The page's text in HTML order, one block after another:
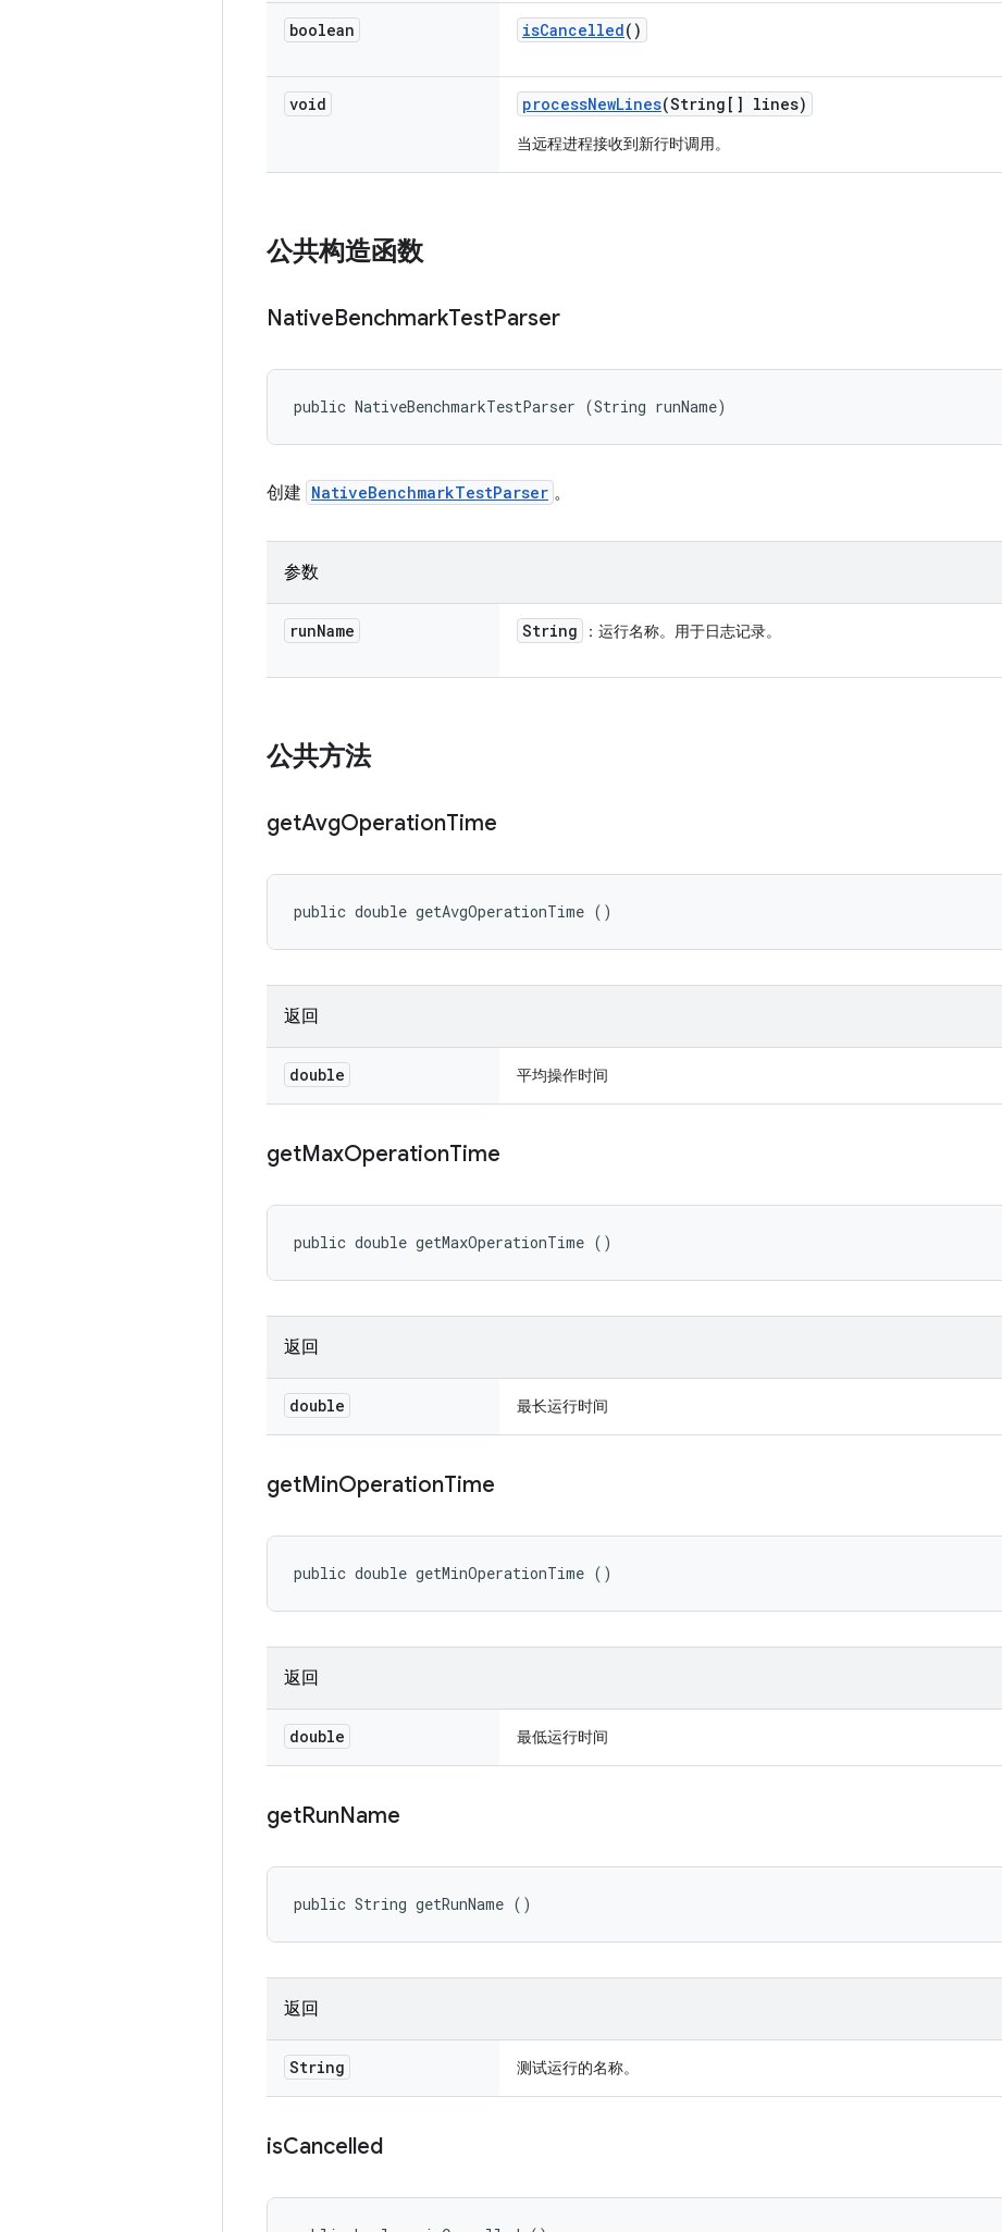
boolean isCancelled()
void processNewLines(String[] lines)
当远程进程接收到新行时调用。
公共构造函数
NativeBenchmarkTestParser
public NativeBenchmarkTestParser (String runName)
创建 NativeBenchmarkTestParser 。
参数
runName String ：运行名称。用于日志记录。
公共方法
getAvgOperationTime
public double getAvgOperationTime ()
返回
double 平均操作时间
getMaxOperationTime
public double getMaxOperationTime ()
返回
double 最长运行时间
getMinOperationTime
public double getMinOperationTime ()
返回
double 最低运行时间
getRunName
public String getRunName ()
返回
String 测试运行的名称。
isCancelled